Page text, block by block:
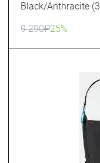
Black/Anthracite
9 290₽25%